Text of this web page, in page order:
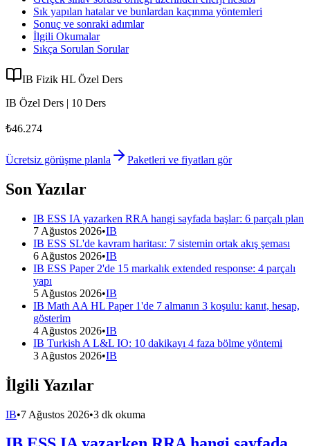
Sık yapılan hatalar ve bunlardan kaçınma yöntemleri
Sonuç ve sonraki adımlar
İlgili Okumalar
Sıkça Sorulan Sorular
IB Fizik HL Özel Ders
IB Özel Ders | 10 Ders
₺46.274
Ücretsiz görüşme planla Paketleri ve fiyatları gör
Son Yazılar
IB ESS IA yazarken RRA hangi sayfada başlar: 6 parçalı plan
7 Ağustos 2026•IB
IB ESS SL'de kavram haritası: 7 sistemin ortak akış şeması
6 Ağustos 2026•IB
IB ESS Paper 2'de 15 markalık extended response: 4 parçalı
yapı
5 Ağustos 2026•IB
IB Math AA HL Paper 1'de 7 almanın 3 koşulu: kanıt, hesap,
gösterim
4 Ağustos 2026•IB
IB Turkish A L&L IO: 10 dakikayı 4 faza bölme yöntemi
3 Ağustos 2026•IB
İlgili Yazılar
IB•7 Ağustos 2026•3 dk okuma